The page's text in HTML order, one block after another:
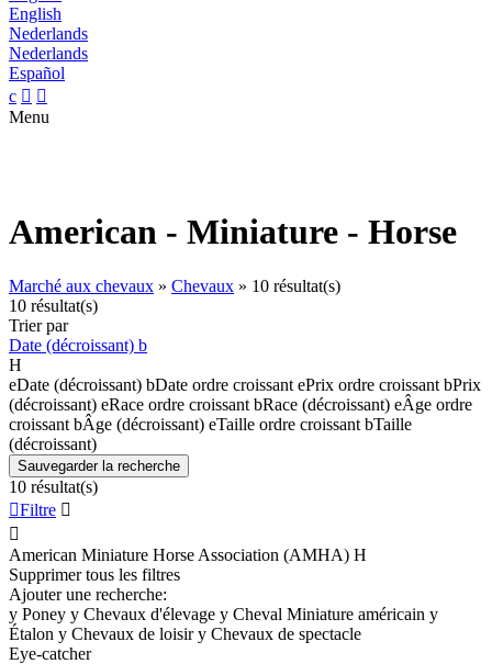
English
Nederlands
Nederlands
Español
c  
Menu
American - Miniature - Horse
Marché aux chevaux » Chevaux » 10 résultat(s)
10 résultat(s)
Trier par
Date (décroissant) b
H
eDate (décroissant) bDate ordre croissant ePrix ordre croissant bPrix
(décroissant) eRace ordre croissant bRace (décroissant) eÂge ordre
croissant bÂge (décroissant) eTaille ordre croissant bTaille
(décroissant)
Sauvegarder la recherche
10 résultat(s)
Filtre 

American Miniature Horse Association (AMHA) H
Supprimer tous les filtres
Ajouter une recherche:
y Poney y Chevaux d'élevage y Cheval Miniature américain y
Étalon y Chevaux de loisir y Chevaux de spectacle
Eye-catcher